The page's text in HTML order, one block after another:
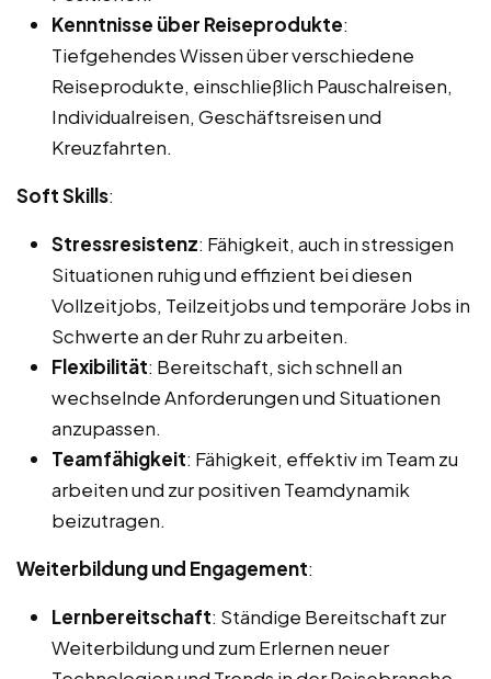
Kenntnisse über Reiseprodukte:
Tiefgehendes Wissen über verschiedene
Reiseprodukte, einschließlich Pauschalreisen,
Individualreisen, Geschäftsreisen und
Kreuzfahrten.
Soft Skills:
Stressresistenz: Fähigkeit, auch in stressigen
Situationen ruhig und effizient bei diesen
Vollzeitjobs, Teilzeitjobs und temporäre Jobs in
Schwerte an der Ruhr zu arbeiten.
Flexibilität: Bereitschaft, sich schnell an
wechselnde Anforderungen und Situationen
anzupassen.
Teamfähigkeit: Fähigkeit, effektiv im Team zu
arbeiten und zur positiven Teamdynamik
beizutragen.
Weiterbildung und Engagement:
Lernbereitschaft: Ständige Bereitschaft zur
Weiterbildung und zum Erlernen neuer